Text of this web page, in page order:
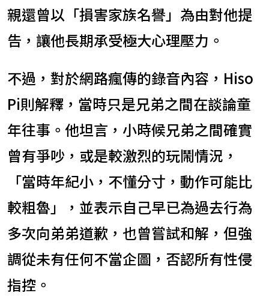
親還曾以「損害家族名譽」為由對他提
告，讓他長期承受極大心理壓力。
不過，對於網路瘋傳的錄音內容，Hiso
Pi則解釋，當時只是兄弟之間在談論童
年往事。他坦言，小時候兄弟之間確實
曾有爭吵，或是較激烈的玩鬧情況，
「當時年紀小，不懂分寸，動作可能比
較粗魯」，並表示自己早已為過去行為
多次向弟弟道歉，也曾嘗試和解，但強
調從未有任何不當企圖，否認所有性侵
指控。